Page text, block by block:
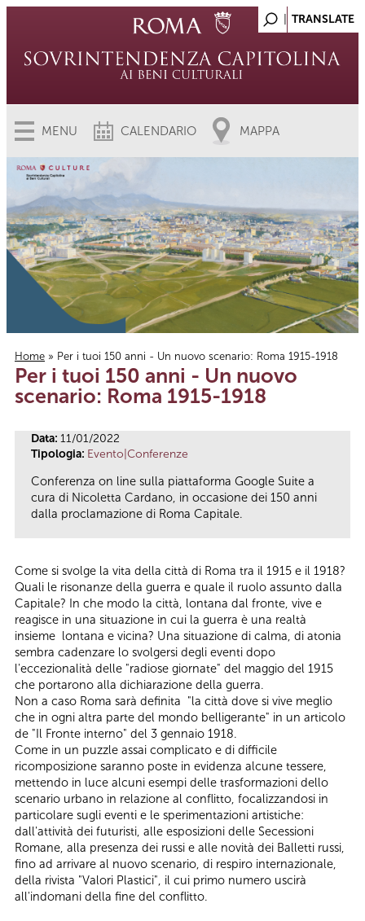
MENU CALENDARIO MAPPA
Tu sei qui
Home » Per i tuoi 150 anni - Un nuovo scenario: Roma 1915-1918
Per i tuoi 150 anni - Un nuovo
scenario: Roma 1915-1918
Data: 11/01/2022
Tipologia: Evento|Conferenze
Conferenza on line sulla piattaforma Google Suite a
cura di Nicoletta Cardano, in occasione dei 150 anni
dalla proclamazione di Roma Capitale.
Come si svolge la vita della città di Roma tra il 1915 e il 1918?
Quali le risonanze della guerra e quale il ruolo assunto dalla
Capitale? In che modo la città, lontana dal fronte, vive e
reagisce in una situazione in cui la guerra è una realtà
insieme lontana e vicina? Una situazione di calma, di atonia
sembra cadenzare lo svolgersi degli eventi dopo
l'eccezionalità delle "radiose giornate" del maggio del 1915
che portarono alla dichiarazione della guerra.
Non a caso Roma sarà definita "la città dove si vive meglio
che in ogni altra parte del mondo belligerante" in un articolo
de "Il Fronte interno" del 3 gennaio 1918.
Come in un puzzle assai complicato e di difficile
ricomposizione saranno poste in evidenza alcune tessere,
mettendo in luce alcuni esempi delle trasformazioni dello
scenario urbano in relazione al conflitto, focalizzandosi in
particolare sugli eventi e le sperimentazioni artistiche:
dall'attività dei futuristi, alle esposizioni delle Secessioni
Romane, alla presenza dei russi e alle novità dei Balletti russi,
fino ad arrivare al nuovo scenario, di respiro internazionale,
della rivista "Valori Plastici", il cui primo numero uscirà
all'indomani della fine del conflitto.